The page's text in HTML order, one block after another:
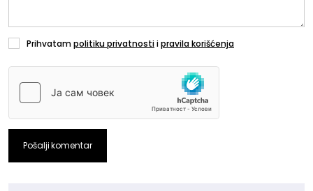
Prihvatampolitiku privatnostiipravila korišćenja
Pošalji komentar